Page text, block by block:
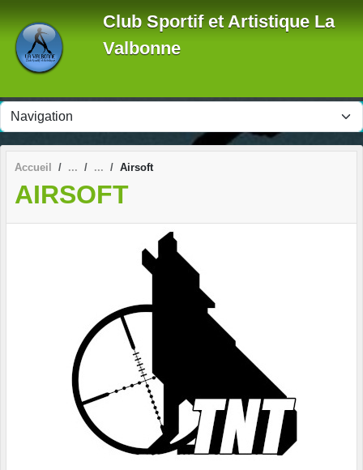
Club Sportif et Artistique La
Valbonne
Accueil Airsoft
AIRSOFT